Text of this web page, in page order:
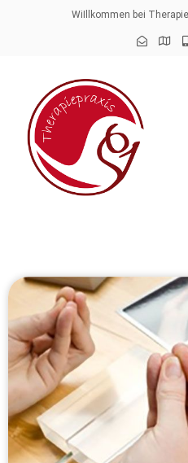
WiIllkommen bei